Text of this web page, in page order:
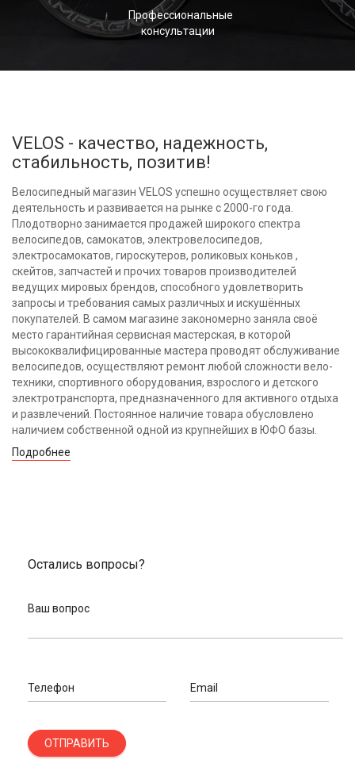
Профессиональные
консультации
VELOS - качество, надежность,
стабильность, позитив!
Велосипедный магазин VELOS успешно осуществляет свою
деятельность и развивается на рынке с 2000-го года.
Плодотворно занимается продажей широкого спектра
велосипедов, самокатов, электровелосипедов,
электросамокатов, гироскутеров, роликовых коньков ,
скейтов, запчастей и прочих товаров производителей
ведущих мировых брендов, способного удовлетворить
запросы и требования самых различных и искушённых
покупателей. В самом магазине закономерно заняла своё
место гарантийная сервисная мастерская, в которой
высококвалифицированные мастера проводят обслуживание
велосипедов, осуществляют ремонт любой сложности вело-
техники, спортивного оборудования, взрослого и детского
электротранспорта, предназначенного для активного отдыха
и развлечений. Постоянное наличие товара обусловлено
наличием собственной одной из крупнейших в ЮФО базы.
Подробнее
Остались вопросы?
Ваш вопрос
Телефон Email
ОТПРАВИТЬ